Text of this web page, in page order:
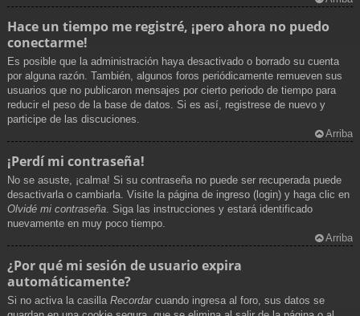
Hace un tiempo me registré, ¡pero ahora no puedo
conectarme!
Es posible que la administración haya desactivado o borrado su cuenta
por alguna razón. También, algunos foros periódicamente remueven sus
usuarios que no publicaron mensajes por cierto periodo de tiempo para
reducir el peso de la base de datos. Si es así, registrese de nuevo y
participe de las discuciones.
Arriba
¡Perdí mi contraseña!
No se asuste, ¡calma! Si su contraseña no puede ser recuperada puede
desactivarla o cambiarla. Visite la página de ingreso (login) y haga clic en
Olvidé mi contraseña . Siga las instrucciones y estará identificado
nuevamente en muy poco tiempo.
Arriba
¿Por qué mi sesión de usuario expira
automáticamente?
Si no activa la casilla Recordarcuando ingresa al foro, sus datos se